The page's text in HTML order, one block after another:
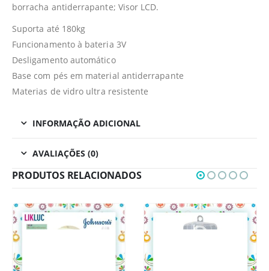
borracha antiderrapante; Visor LCD.
Suporta até 180kg
Funcionamento à bateria 3V
Desligamento automático
Base com pés em material antiderrapante
Materias de vidro ultra resistente
INFORMAÇÃO ADICIONAL
AVALIAÇÕES (0)
PRODUTOS RELACIONADOS